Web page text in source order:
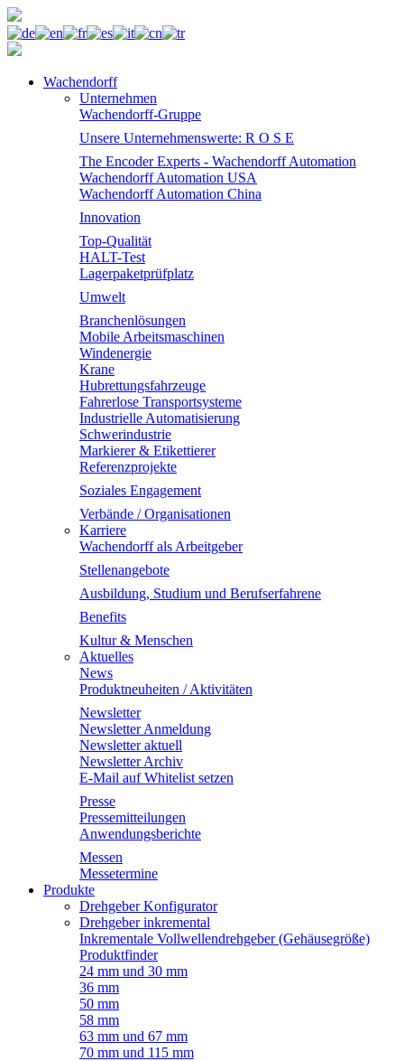
Wachendorff
Unternehmen
Wachendorff-Gruppe
Unsere Unternehmenswerte: R O S E
The Encoder Experts - Wachendorff Automation
Wachendorff Automation USA
Wachendorff Automation China
Innovation
Top-Qualität
HALT-Test
Lagerpaketprüfplatz
Umwelt
Branchenlösungen
Mobile Arbeitsmaschinen
Windenergie
Krane
Hubrettungsfahrzeuge
Fahrerlose Transportsysteme
Industrielle Automatisierung
Schwerindustrie
Markierer & Etikettierer
Referenzprojekte
Soziales Engagement
Verbände / Organisationen
Karriere
Wachendorff als Arbeitgeber
Stellenangebote
Ausbildung, Studium und Berufserfahrene
Benefits
Kultur & Menschen
Aktuelles
News
Produktneuheiten / Aktivitäten
Newsletter
Newsletter Anmeldung
Newsletter aktuell
Newsletter Archiv
E-Mail auf Whitelist setzen
Presse
Pressemitteilungen
Anwendungsberichte
Messen
Messetermine
Produkte
Drehgeber Konfigurator
Drehgeber inkremental
Inkrementale Vollwellendrehgeber (Gehäusegröße)
Produktfinder
24 mm und 30 mm
36 mm
50 mm
58 mm
63 mm und 67 mm
70 mm und 115 mm